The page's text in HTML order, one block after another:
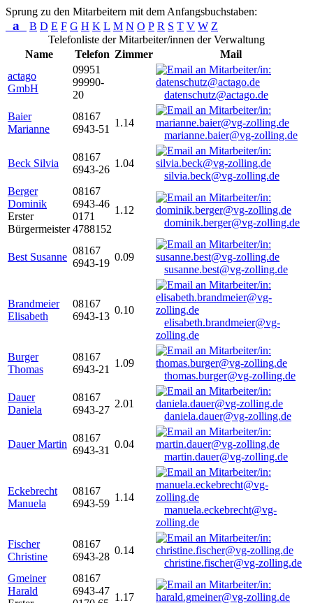
Sprung zu den Mitarbeitern mit dem Anfangsbuchstaben:
a B D E F G H K L M N O P R S T V W Z
Telefonliste der Mitarbeiter/innen der Verwaltung
Name
Telefon Zimmer
Mail
actago
GmbH
09951
99990-
20
datenschutz@actago.de
Baier
Marianne
08167
6943-51
1.14
marianne.baier@vg-zolling.de
Beck Silvia
08167
6943-26
1.04
silvia.beck@vg-zolling.de
Berger
Dominik
Erster
Bürgermeister
08167
6943-46
0171
4788152
1.12
dominik.berger@vg-zolling.de
Best Susanne
08167
6943-19
0.09
susanne.best@vg-zolling.de
Brandmeier
Elisabeth
08167
6943-13
0.10
elisabeth.brandmeier@vg-
zolling.de
Burger
Thomas
08167
6943-21
1.09
thomas.burger@vg-zolling.de
Dauer
Daniela
08167
6943-27
2.01
daniela.dauer@vg-zolling.de
Dauer Martin
08167
6943-31
0.04
martin.dauer@vg-zolling.de
Eckebrecht
Manuela
08167
6943-59
1.14
manuela.eckebrecht@vg-
zolling.de
Fischer
Christine
08167
6943-28
0.14
christine.fischer@vg-zolling.de
Gmeiner
Harald
08167
6943-47
1.17